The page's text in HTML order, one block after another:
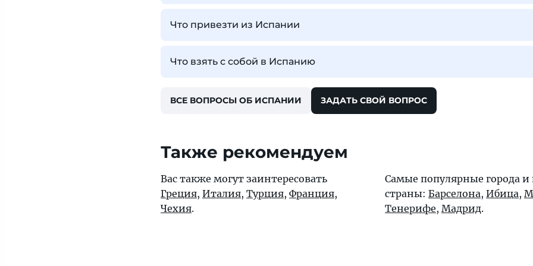
Что привезти из Испании
Что взять с собой в Испанию
ВСЕ ВОПРОСЫ ОБ ИСПАНИИ ЗАДАТЬ СВОЙ ВОПРОС
Также рекомендуем
Вас также могут заинтересовать
Греция, Италия, Турция, Франция,
Чехия.
Самые популярные города и
страны: Барселона, Ибица,
Тенерифе, Мадрид.